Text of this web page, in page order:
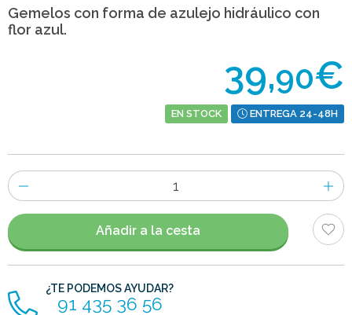
Gemelos con forma de azulejo hidráulico con
flor azul.
39,90€
EN STOCK ENTREGA 24-48H
Número
de
artículos
Añadir a la cesta
¿TE PODEMOS AYUDAR?
91 435 36 56